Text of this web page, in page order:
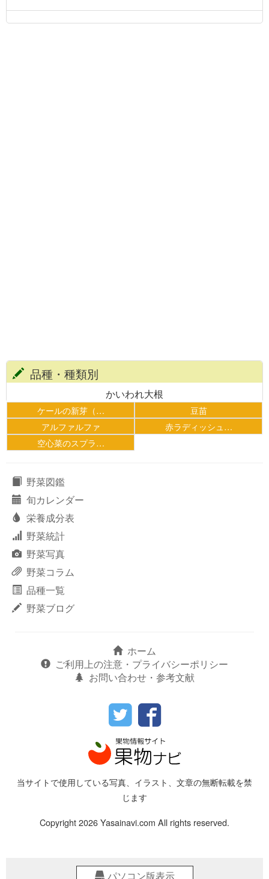
品種・種類別
かいわれ大根
ケールの新芽（…
豆苗
アルファルファ
赤ラディッシュ…
空心菜のスプラ…
野菜図鑑
旬カレンダー
栄養成分表
野菜統計
野菜写真
野菜コラム
品種一覧
野菜ブログ
ホーム
ご利用上の注意・プライバシーポリシー
お問い合わせ・参考文献
当サイトで使用している写真、イラスト、文章の無断転載を禁
じます
Copyright 2026 Yasainavi.com All rights reserved.
パソコン版表示